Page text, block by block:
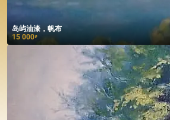
岛屿油漆，帆布
15 000₽